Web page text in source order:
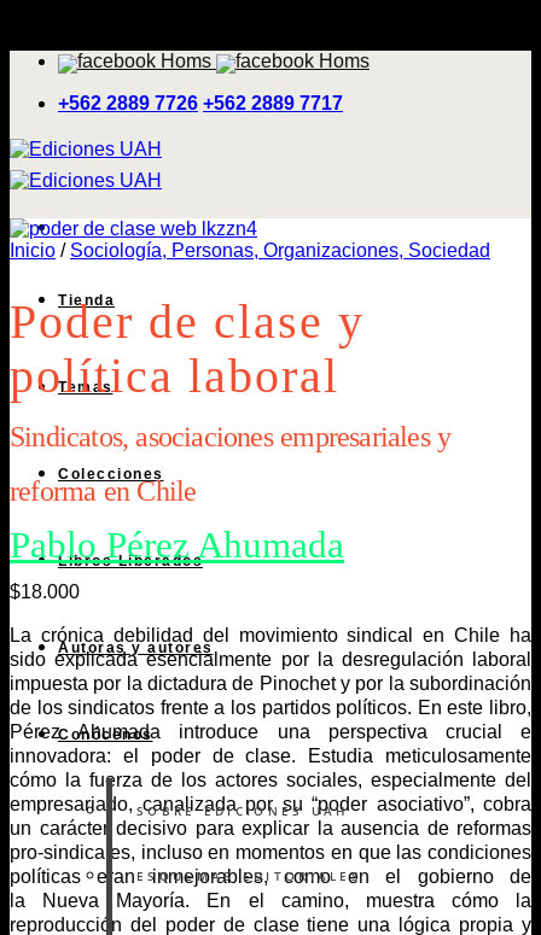
contenido
+562 2889 7726 +562 2889 7717
Tienda
Temas
Colecciones
Libros Liberados
Autoras y autores
Conócenos
SOBRE EDICIONES UAH
ESQUEMAS EDITORIALES
Inicio / Sociología, Personas, Organizaciones, Sociedad
Poder de clase y
política laboral
Sindicatos, asociaciones empresariales y
reforma en Chile
Pablo Pérez Ahumada
$18.000
La crónica debilidad del movimiento sindical en Chile ha
sido explicada esencialmente por la desregulación laboral
impuesta por la dictadura de Pinochet y por la subordinación
de los sindicatos frente a los partidos políticos. En este libro,
Pérez Ahumada introduce una perspectiva crucial e
innovadora: el poder de clase. Estudia meticulosamente
cómo la fuerza de los actores sociales, especialmente del
empresariado, canalizada por su “poder asociativo”, cobra
un carácter decisivo para explicar la ausencia de reformas
pro-sindicales, incluso en momentos en que las condiciones
políticas eran inmejorables, como en el gobierno de
la Nueva Mayoría. En el camino, muestra cómo la
reproducción del poder de clase tiene una lógica propia y